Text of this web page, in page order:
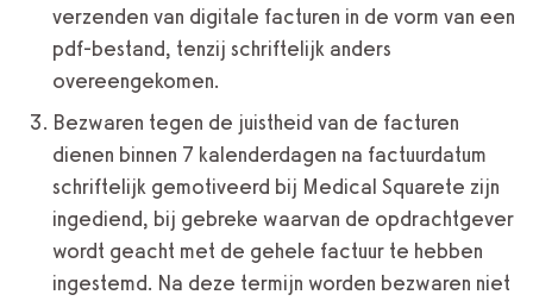
verzenden van digitale facturen in de vorm van een
pdf-bestand, tenzij schriftelijk anders
overeengekomen.
Bezwaren tegen de juistheid van de facturen
dienen binnen 7 kalenderdagen na factuurdatum
schriftelijk gemotiveerd bij Medical Squarete zijn
ingediend, bij gebreke waarvan de opdrachtgever
wordt geacht met de gehele factuur te hebben
ingestemd. Na deze termijn worden bezwaren niet